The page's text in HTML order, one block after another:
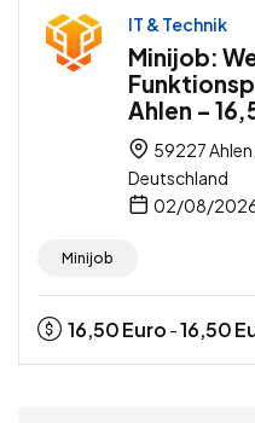
IT & Technik
Minijob:
Ahlen –
59227
Deutschland
02/08/
Minijob
16,50Euro -16,50